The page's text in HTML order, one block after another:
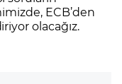
ECB’den
olacağız.